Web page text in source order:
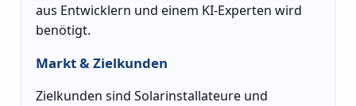
aus Entwicklern und einem KI-Experten wird
benötigt.
Markt & Zielkunden
Zielkunden sind Solarinstallateure und